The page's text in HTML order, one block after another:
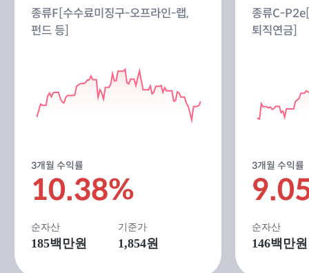
종류F[수수료미징구-오프라인-랩,
펀드 등]
3개월 수익률
10.38%
순자산
185백만원
기준가
1,854원
종류C-
퇴직연금]
3개월 수익률
순자산
146백만원